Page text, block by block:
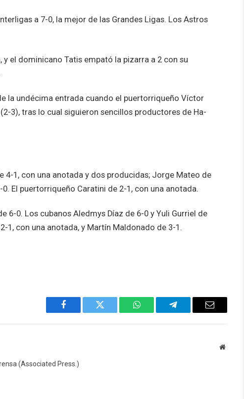
a 7-0, la mejor de las Grandes Ligas. Los Astros
el dominicano Tatis empató la pizarra a 2 con su
la undécima entrada cuando el puertorriqueño Víctor
3), tras lo cual siguieron sencillos productores de Ha-
4-1, con una anotada y dos producidas; Jorge Mateo de
El puertorriqueño Caratini de 2-1, con una anotada.
6-0. Los cubanos Aledmys Díaz de 6-0 y Yuli Gurriel de
1, con una anotada, y Martín Maldonado de 3-1.
Facebook Twitter WhatsAppTelegram Email
Website
(Associated Press.)